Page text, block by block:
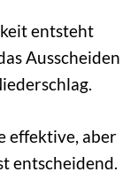
entsteht
Ausscheiden
effektive, aber
entscheidend.